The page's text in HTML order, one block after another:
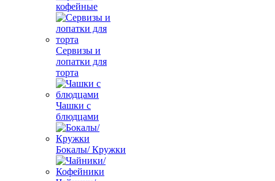
кофейные
Сервизы и
лопатки для
торта
Чашки с
блюдцами
Бокалы/ Кружки